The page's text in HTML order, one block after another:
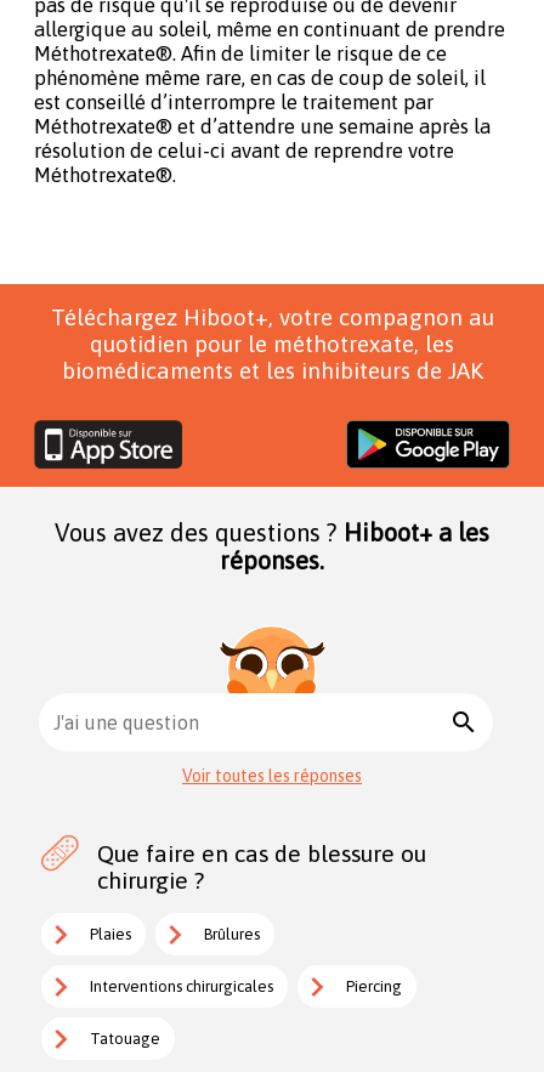
pas de risque qu'il se reproduise ou de devenir
allergique au soleil, même en continuant de prendre
Méthotrexate®. Afin de limiter le risque de ce
phénomène même rare, en cas de coup de soleil, il
est conseillé d’interrompre le traitement par
Méthotrexate® et d’attendre une semaine après la
résolution de celui-ci avant de reprendre votre
Méthotrexate®.
Téléchargez Hiboot+, votre compagnon au
quotidien pour le méthotrexate, les
biomédicaments et les inhibiteurs de JAK
Vous avez des questions ? Hiboot+ a les
réponses.
J'ai une question search
Voir toutes les réponses
Que faire en cas de blessure ou
chirurgie ?
Plaies Brûlures
Interventions chirurgicales Piercing
Tatouage